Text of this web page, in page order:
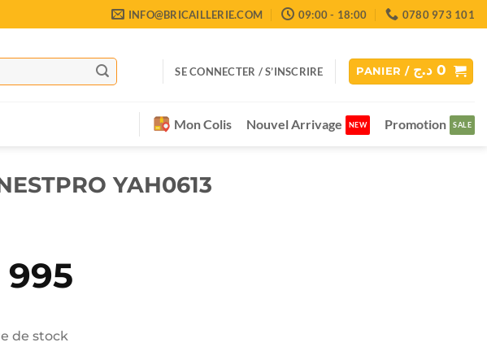
INFO@BRICAILLERIE.COM 09:00 - 18:00 0780 973 101
SE CONNECTER / S’INSCRIRE PANIER / 0 د.ج
Mon Colis Nouvel Arrivage Promotion
YAH0613
995
de stock